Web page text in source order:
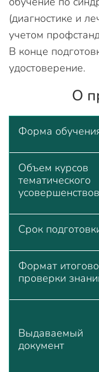
(диагностике и
учетом
В конце
удостоверение.
О
Форма
Объем курсов
тематического
Срок
Формат
проверки
Выдаваемый
документ